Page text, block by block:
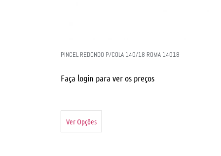
PINCEL REDONDO P/COLA 140/18 ROMA 14018
Faça login para ver os preços
Ver Opções